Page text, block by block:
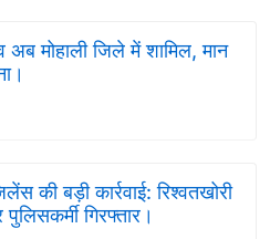
मोहाली जिले में शामिल, मान
की बड़ी कार्रवाई: रिश्वतखोरी
गिरफ्तार।